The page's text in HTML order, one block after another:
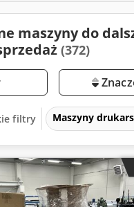
maszyny do
(372)
filtry Maszyny